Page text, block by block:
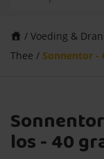
/ Voeding &
Thee / Sonnentor -
los - 40